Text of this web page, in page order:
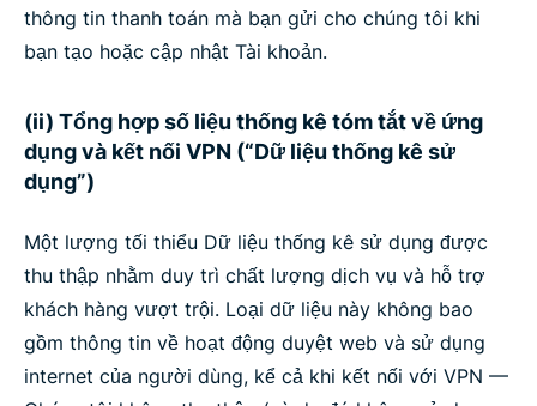
thông tin thanh toán mà bạn gửi cho chúng tôi khi
bạn tạo hoặc cập nhật Tài khoản.
(ii) Tổng hợp số liệu thống kê tóm tắt về ứng
dụng và kết nối VPN (“Dữ liệu thống kê sử
dụng”)
Một lượng tối thiểu Dữ liệu thống kê sử dụng được
thu thập nhằm duy trì chất lượng dịch vụ và hỗ trợ
khách hàng vượt trội. Loại dữ liệu này không bao
gồm thông tin về hoạt động duyệt web và sử dụng
internet của người dùng, kể cả khi kết nối với VPN —